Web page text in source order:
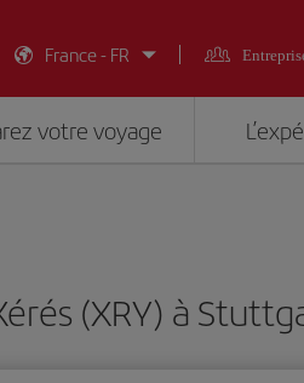
France - FR
votre voyage
(XRY) à